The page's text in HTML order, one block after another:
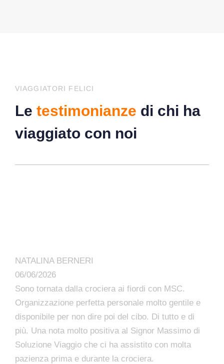
VIAGGIATORI FELICI
Le testimonianze di chi ha
viaggiato con noi
NATALINA BERNERI
06/06/2026
Sono tornata dalla crociera ai fiordi con MSC.
Organizzazione perfetta personale molto gentile e
disponibile per non dire poi del cibo. Di tutto e di
più. Una nota molto positiva al Signor Massimo di
Soluzione Viaggio che ci ha assistito con molta
pazienza prima e durante la crociera.